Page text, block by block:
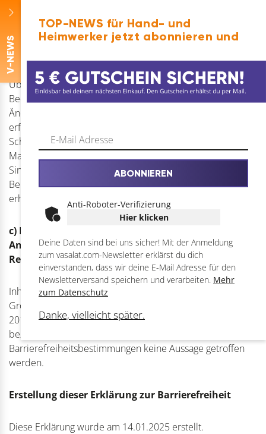
Unsere Website enthält interaktive Elemente und grafische
Inhalte, die aktuell nicht vollständig den WCAG-
Erfolgskriterien 1.4.1 (Farbverwendung), 1.4.3 (Kontrast)
und 1.4.11 (Nicht-Text-Kontrast) entsprechen. Die
Anpassung dieser Elemente, einschließlich der
Überarbeitung von Farbschemata und grafischen
Bedienelementen, würde umfangreiche technische
Änderungen und einen hohen Ressourceneinsatz
erfordern. Nach sorgfältiger Abwägung sind wir zu dem
Schluss gekommen, dass die Umsetzung dieser
Maßnahmen derzeit eine unverhältnismäßige Belastung im
Sinne der Barrierefreiheitsvorschriften darstellt, da sie die
Bereitstellung unserer zentralen Inhalte und Funktionen
erheblich beeinträchtigen könnte.
c) Die Inhalte fallen nicht in den
Anwendungsbereich der anwendbaren
Rechtsvorschriften
Inhalte von Dritten, die nicht im Einflussbereich der Vasalat
Großhandel GmbHliegen, sind von der Richtlinie (EU)
2016/2102 ausgenommen. Für diese Inhalte Dritter kann
bezüglich Vereinbarkeit mit
Barrierefreiheitsbestimmungen keine Aussage getroffen
werden.
Erstellung dieser Erklärung zur Barrierefreiheit
Diese Erklärung wurde am 14.01.2025 erstellt.
V
-NEWS
TOP-NEWS für Hand- und
Heimwerker jetzt abonnieren und
ABONNIEREN
Anti-Roboter-Verifizierung
Hier klicken
Deine Daten sind bei uns sicher! Mit der Anmeldung
zum vasalat.com-Newsletter erklärst du dich
einverstanden, dass wir deine E-Mail Adresse für den
Newsletterversand speichern und verarbeiten. Mehr
zum Datenschutz
Danke, vielleicht später.